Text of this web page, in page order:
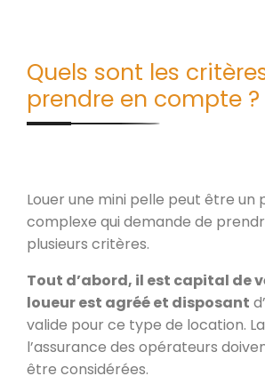
Quels sont les
prendre en compte ?
Louer une mini pelle peut être un
complexe qui demande de
plusieurs critères.
Tout d’abord, il est capital de
loueur est agréé et disposant
valide pour ce type de location.
l’assurance des opérateurs
être considérées.